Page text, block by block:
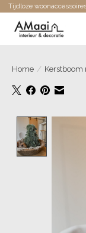
Tijdloze
Home / Kerstboom